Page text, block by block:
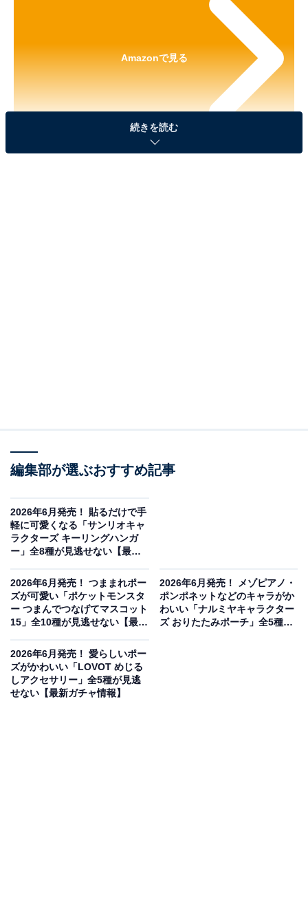
Amazonで見る
バンダイから2026年6月に発売される「クレヨンしんち
ゃん フェイスぬいぐるみ2」（税込500円）。全5種のラ
続きを読む
編集部が選ぶおすすめ記事
2026年6月発売！ 貼るだけで手
軽に可愛くなる「サンリオキャ
ラクターズ キーリングハンガ
ー」全8種が見逃せない【最新
2026年6月発売！ つままれポー
ズが可愛い「ポケットモンスタ
ー つまんでつなげてマスコット
15」全10種が見逃せない【最新
2026年6月発売！ メゾピアノ・
ポンポネットなどのキャラがか
わいい「ナルミヤキャラクター
ズ おりたたみポーチ」全5種が
2026年6月発売！ 愛らしいポー
ズがかわいい「LOVOT めじる
しアクセサリー」全5種が見逃
せない【最新ガチャ情報】